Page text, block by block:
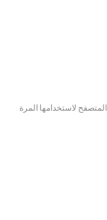
لاستخدامها المرة